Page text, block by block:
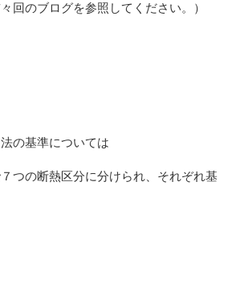
回のブログを参照してください。）
の基準については
つの断熱区分に分けられ、それぞれ基